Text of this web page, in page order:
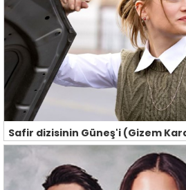
Safir dizisinin Güneş'i (Gizem